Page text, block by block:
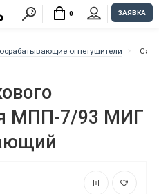
0 ЗАЯВКА
огнетушители
МПП-7/93 МИГ